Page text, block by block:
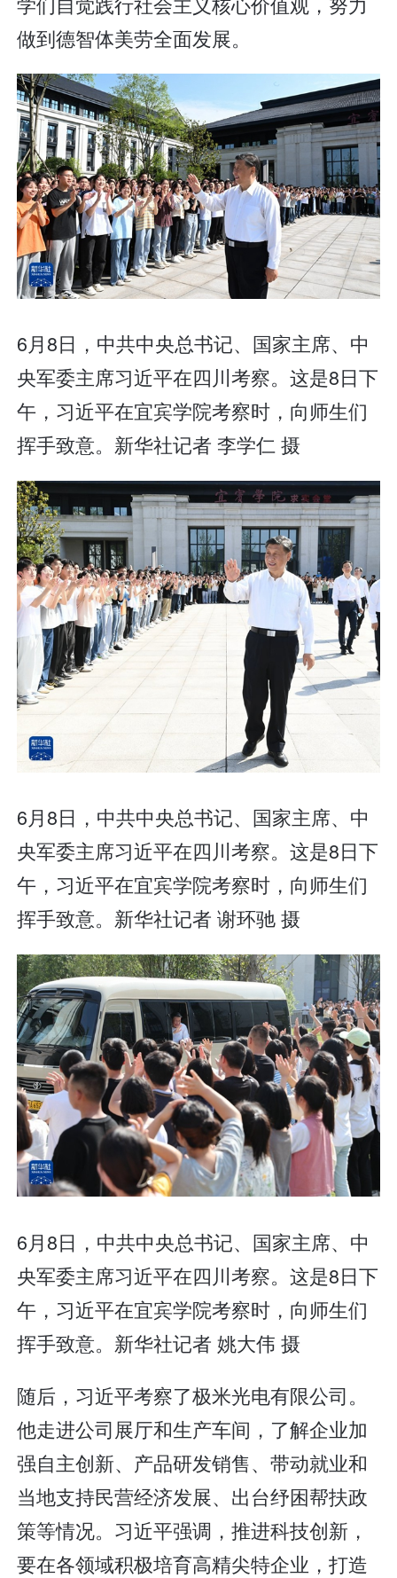
做到德智体美劳全面发展。
6月8日，中共中央总书记、国家主席、中
央军委主席习近平在四川考察。这是8日下
午，习近平在宜宾学院考察时，向师生们
挥手致意。新华社记者 李学仁 摄
6月8日，中共中央总书记、国家主席、中
央军委主席习近平在四川考察。这是8日下
午，习近平在宜宾学院考察时，向师生们
挥手致意。新华社记者 谢环驰 摄
6月8日，中共中央总书记、国家主席、中
央军委主席习近平在四川考察。这是8日下
午，习近平在宜宾学院考察时，向师生们
挥手致意。新华社记者 姚大伟 摄
随后，习近平考察了极米光电有限公司。
他走进公司展厅和生产车间，了解企业加
强自主创新、产品研发销售、带动就业和
当地支持民营经济发展、出台纾困帮扶政
策等情况。习近平强调，推进科技创新，
要在各领域积极培育高精尖特企业，打造